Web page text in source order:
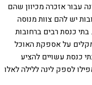
עבור אזכרה מכיוון שהם
יש להם צוות מנוסה
בתי כנסת רבים ברחובות
על אספקת האוכל
כנסת עשויים להציע
לספק לינה ללילה לאלו